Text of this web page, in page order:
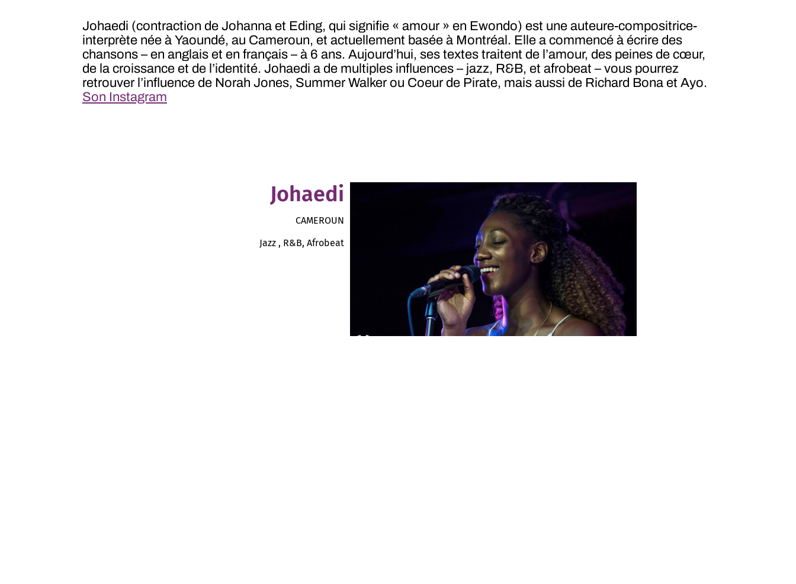
Johaedi (contraction de Johanna et Eding, qui signifie « amour » en Ewondo) est une auteure-compositrice-
interprète née à Yaoundé, au Cameroun, et actuellement basée à Montréal. Elle a commencé à écrire des
chansons – en anglais et en français – à 6 ans. Aujourd’hui, ses textes traitent de l’amour, des peines de cœur,
de la croissance et de l’identité. Johaedi a de multiples influences – jazz, R&B, et afrobeat – vous pourrez
retrouver l’influence de Norah Jones, Summer Walker ou Coeur de Pirate, mais aussi de Richard Bona et Ayo.
Son Instagram
Johaedi
CAMEROUN
Jazz , R&B, Afrobeat